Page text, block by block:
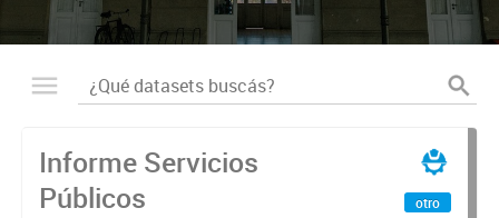
Informe Servicios
Públicos
otro